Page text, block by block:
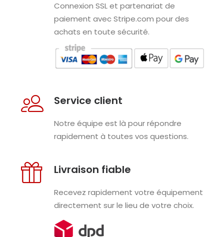
Connexion SSL et partenariat de
paiement avec Stripe.com pour des
achats en toute sécurité.
Service client
Notre équipe est là pour répondre
rapidement à toutes vos questions.
Livraison fiable
Recevez rapidement votre équipement
directement sur le lieu de votre choix.